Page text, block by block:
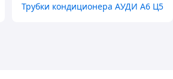
Трубки кондиционера АУДИ А6 Ц5